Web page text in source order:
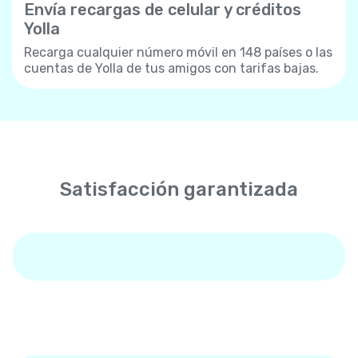
Envía recargas de celular y créditos
Yolla
Recarga cualquier número móvil en 148 países o las
cuentas de Yolla de tus amigos con tarifas bajas.
Satisfacción garantizada